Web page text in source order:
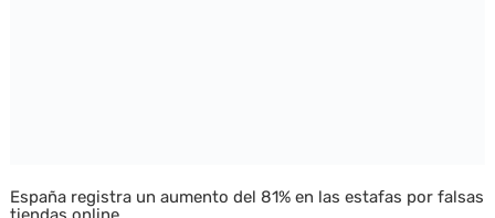
España registra un aumento del 81% en las estafas por falsas